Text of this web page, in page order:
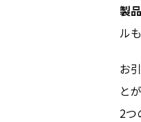
製
ル
お
と
2つ